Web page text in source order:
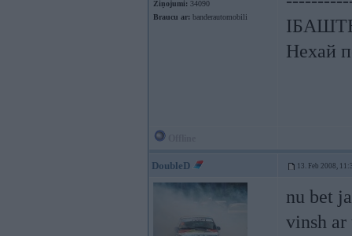
Ziņojumi: 34090
Braucu ar: banderautomobili
Нехай
DoubleD 13. Feb 2008,
nu bet
vinsh ar